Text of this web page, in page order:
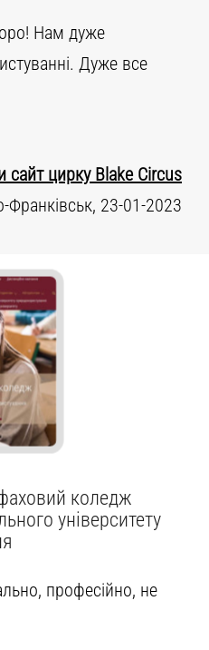
Нам дуже
Дуже все
сайт цирку Blake Circus
Франківськ, 23-01-2023
коледж
університету
професійно, не